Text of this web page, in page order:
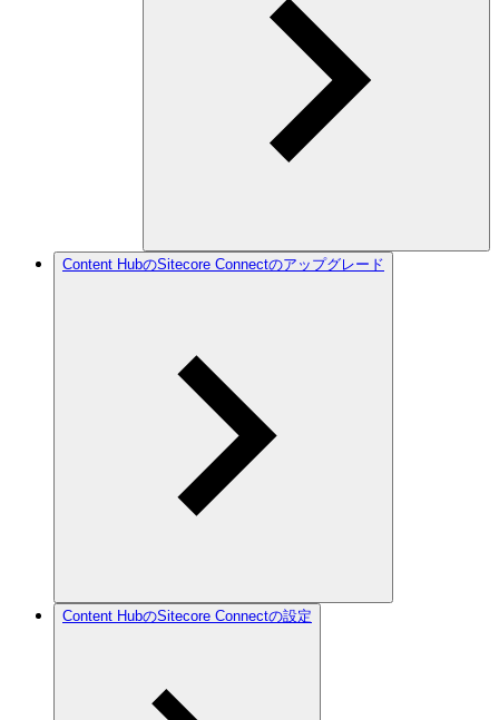
Content HubのSitecore Connectのアップグレード
Content HubのSitecore Connectの設定